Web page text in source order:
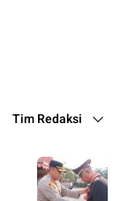
Tim Redaksi